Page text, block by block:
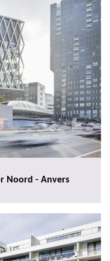
Noord - Anvers